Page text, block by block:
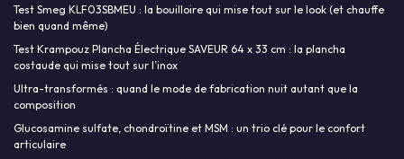
Test Smeg KLF03SBMEU : la bouilloire qui mise tout sur le look (et chauffe
bien quand même)
Test Krampouz Plancha Électrique SAVEUR 64 x 33 cm : la plancha
costaude qui mise tout sur l’inox
Ultra-transformés : quand le mode de fabrication nuit autant que la
composition
Glucosamine sulfate, chondroïtine et MSM : un trio clé pour le confort
articulaire